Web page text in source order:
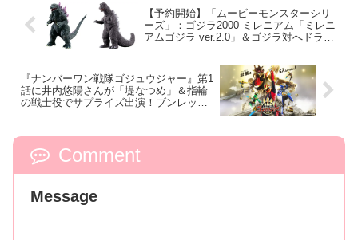
【予約開始】「ムービーモンスターシリ
ーズ」：ゴジラ2000 ミレニアム「ミレニ
アムゴジラ ver.2.0」＆ゴジラ対へドラ
『ナンバーワン戦隊ゴジュウジャー』第1
話に井内悠陽さんが「堤なつめ」＆指輪
の戦士役でサプライズ出演！ブンレッド
Comment
Message